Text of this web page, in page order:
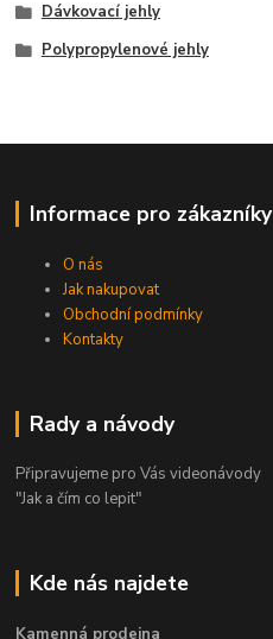
Dávkovací jehly
Polypropylenové jehly
Informace pro zákazníky
O nás
Jak nakupovat
Obchodní podmínky
Kontakty
Rady a návody
Připravujeme pro Vás videonávody
"Jak a čím co lepit"
Kde nás najdete
Kamenná prodejna